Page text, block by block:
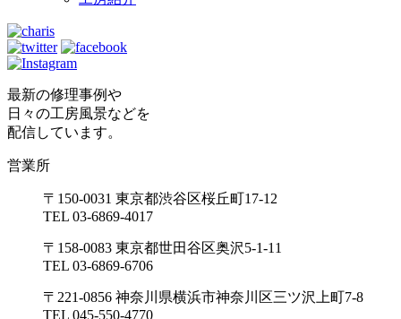
最新の修理事例や
日々の工房風景などを
配信しています。
営業所
〒150-0031 東京都渋谷区桜丘町17-12
TEL 03-6869-4017
〒158-0083 東京都世田谷区奥沢5-1-11
TEL 03-6869-6706
〒221-0856 神奈川県横浜市神奈川区三ツ沢上町7-8
TEL 045-550-4770